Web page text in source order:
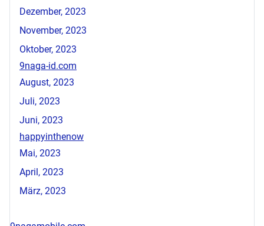
Dezember, 2023
November, 2023
Oktober, 2023
9naga-id.com
August, 2023
Juli, 2023
Juni, 2023
happyinthenow
Mai, 2023
April, 2023
März, 2023